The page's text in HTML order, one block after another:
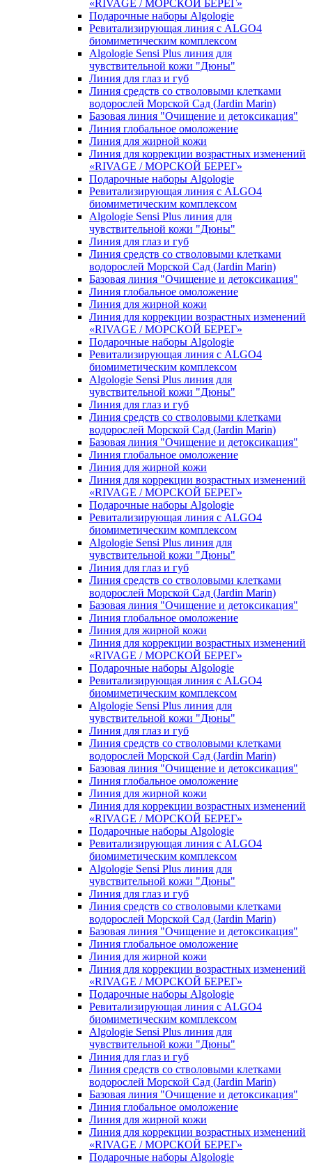
«RIVAGE / МОРСКОЙ БЕРЕГ»
Подарочные наборы Algologie
Ревитализирующая линия с ALGO4
биомиметическим комплексом
Algologie Sensi Plus линия для
чувcтвительной кожи "Дюны"
Линия для глаз и губ
Линия средств со стволовыми клетками
водорослей Морской Сад (Jardin Marin)
Базовая линия "Очищение и детоксикация"
Линия глобальное омоложение
Линия для жирной кожи
Линия для коррекции возрастных изменений
«RIVAGE / МОРСКОЙ БЕРЕГ»
Подарочные наборы Algologie
Ревитализирующая линия с ALGO4
биомиметическим комплексом
Algologie Sensi Plus линия для
чувcтвительной кожи "Дюны"
Линия для глаз и губ
Линия средств со стволовыми клетками
водорослей Морской Сад (Jardin Marin)
Базовая линия "Очищение и детоксикация"
Линия глобальное омоложение
Линия для жирной кожи
Линия для коррекции возрастных изменений
«RIVAGE / МОРСКОЙ БЕРЕГ»
Подарочные наборы Algologie
Ревитализирующая линия с ALGO4
биомиметическим комплексом
Algologie Sensi Plus линия для
чувcтвительной кожи "Дюны"
Линия для глаз и губ
Линия средств со стволовыми клетками
водорослей Морской Сад (Jardin Marin)
Базовая линия "Очищение и детоксикация"
Линия глобальное омоложение
Линия для жирной кожи
Линия для коррекции возрастных изменений
«RIVAGE / МОРСКОЙ БЕРЕГ»
Подарочные наборы Algologie
Ревитализирующая линия с ALGO4
биомиметическим комплексом
Algologie Sensi Plus линия для
чувcтвительной кожи "Дюны"
Линия для глаз и губ
Линия средств со стволовыми клетками
водорослей Морской Сад (Jardin Marin)
Базовая линия "Очищение и детоксикация"
Линия глобальное омоложение
Линия для жирной кожи
Линия для коррекции возрастных изменений
«RIVAGE / МОРСКОЙ БЕРЕГ»
Подарочные наборы Algologie
Ревитализирующая линия с ALGO4
биомиметическим комплексом
Algologie Sensi Plus линия для
чувcтвительной кожи "Дюны"
Линия для глаз и губ
Линия средств со стволовыми клетками
водорослей Морской Сад (Jardin Marin)
Базовая линия "Очищение и детоксикация"
Линия глобальное омоложение
Линия для жирной кожи
Линия для коррекции возрастных изменений
«RIVAGE / МОРСКОЙ БЕРЕГ»
Подарочные наборы Algologie
Ревитализирующая линия с ALGO4
биомиметическим комплексом
Algologie Sensi Plus линия для
чувcтвительной кожи "Дюны"
Линия для глаз и губ
Линия средств со стволовыми клетками
водорослей Морской Сад (Jardin Marin)
Базовая линия "Очищение и детоксикация"
Линия глобальное омоложение
Линия для жирной кожи
Линия для коррекции возрастных изменений
«RIVAGE / МОРСКОЙ БЕРЕГ»
Подарочные наборы Algologie
Ревитализирующая линия с ALGO4
биомиметическим комплексом
Algologie Sensi Plus линия для
чувcтвительной кожи "Дюны"
Линия для глаз и губ
Линия средств со стволовыми клетками
водорослей Морской Сад (Jardin Marin)
Базовая линия "Очищение и детоксикация"
Линия глобальное омоложение
Линия для жирной кожи
Линия для коррекции возрастных изменений
«RIVAGE / МОРСКОЙ БЕРЕГ»
Подарочные наборы Algologie